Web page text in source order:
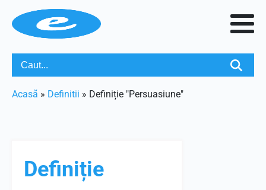
Acasã » Definitii » Definiție "Persuasiune"
Definiție